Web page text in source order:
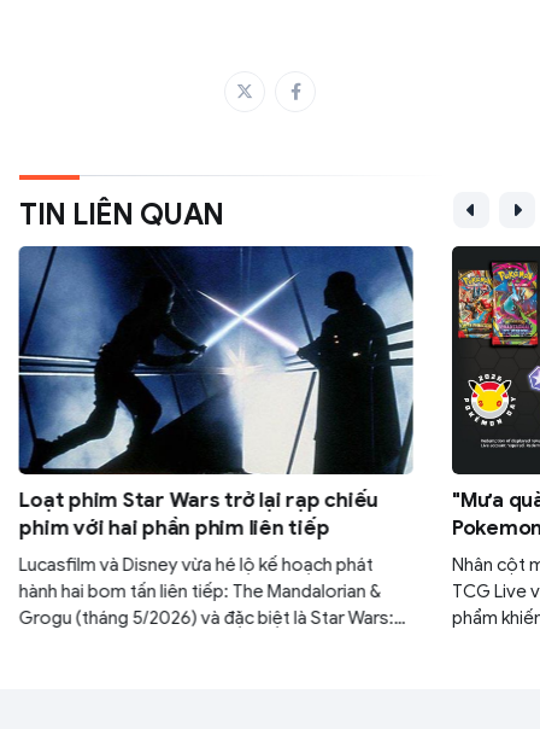
TIN LIÊN QUAN
Loạt phim Star Wars trở lại rạp chiếu
phim với hai phần phim liên tiếp
Lucasfilm và Disney vừa hé lộ kế hoạch phát
hành hai bom tấn liên tiếp: The Mandalorian &
Grogu (tháng 5/2026) và đặc biệt là Star Wars:
"Mưa
30 gói
Nhân cột
TCG Live
phẩm